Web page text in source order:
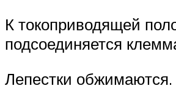
К токоприводящей
подсоединяется
Лепестки обжимаются.